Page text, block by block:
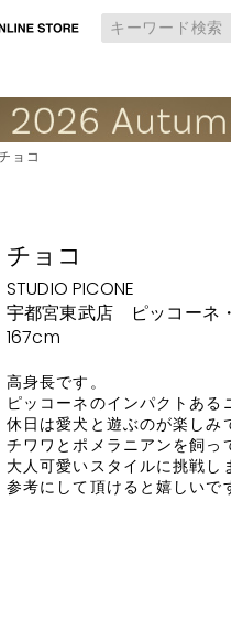
ョコ
チョコ
STUDIO PICONE
宇都宮東武店 ピッコーネ
167cm
高身長です。
ピッコーネのインパクトある
休日は愛犬と遊ぶのが楽しみ
チワワとポメラニアンを飼っ
大人可愛いスタイルに挑戦し
参考にして頂けると嬉しいで